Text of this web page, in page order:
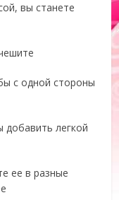
вы станете
с одной стороны
легкой
ее в разные